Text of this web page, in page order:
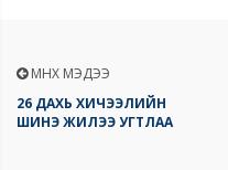
ӨМНӨХ МЭДЭЭ
26 ДАХЬ ХИЧЭЭЛИЙН
ШИНЭ ЖИЛЭЭ УГТЛАА